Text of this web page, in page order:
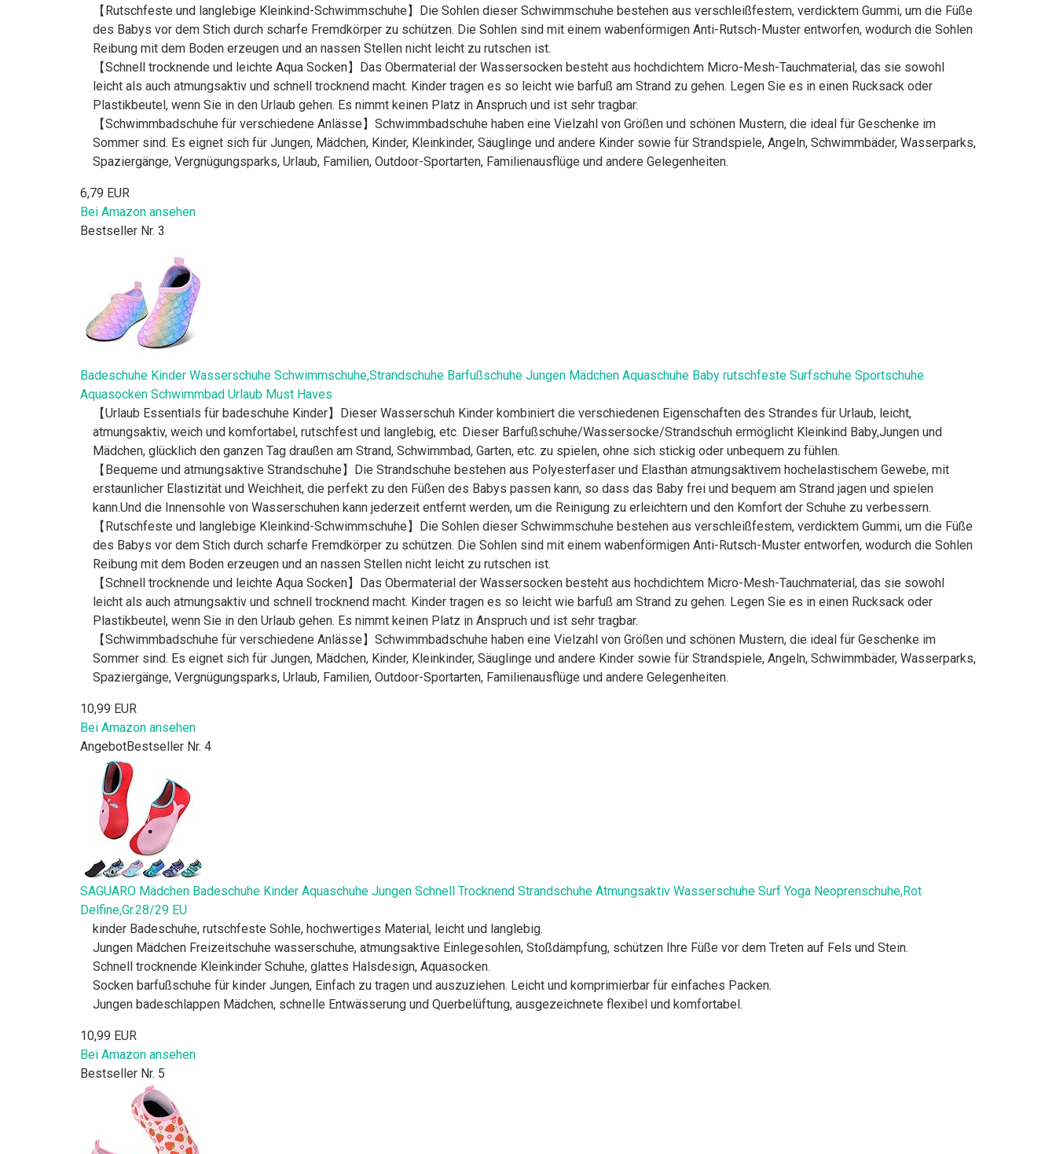
【Rutschfeste und langlebige Kleinkind-Schwimmschuhe】Die Sohlen dieser Schwimmschuhe bestehen aus verschleißfestem, verdicktem Gummi, um die Füße
des Babys vor dem Stich durch scharfe Fremdkörper zu schützen. Die Sohlen sind mit einem wabenförmigen Anti-Rutsch-Muster entworfen, wodurch die Sohlen
Reibung mit dem Boden erzeugen und an nassen Stellen nicht leicht zu rutschen ist.
【Schnell trocknende und leichte Aqua Socken】Das Obermaterial der Wassersocken besteht aus hochdichtem Micro-Mesh-Tauchmaterial, das sie sowohl
leicht als auch atmungsaktiv und schnell trocknend macht. Kinder tragen es so leicht wie barfuß am Strand zu gehen. Legen Sie es in einen Rucksack oder
Plastikbeutel, wenn Sie in den Urlaub gehen. Es nimmt keinen Platz in Anspruch und ist sehr tragbar.
【Schwimmbadschuhe für verschiedene Anlässe】Schwimmbadschuhe haben eine Vielzahl von Größen und schönen Mustern, die ideal für Geschenke im
Sommer sind. Es eignet sich für Jungen, Mädchen, Kinder, Kleinkinder, Säuglinge und andere Kinder sowie für Strandspiele, Angeln, Schwimmbäder, Wasserparks,
Spaziergänge, Vergnügungsparks, Urlaub, Familien, Outdoor-Sportarten, Familienausflüge und andere Gelegenheiten.
6,79 EUR
Bei Amazon ansehen
Bestseller Nr. 3
Badeschuhe Kinder Wasserschuhe Schwimmschuhe,Strandschuhe Barfußschuhe Jungen Mädchen Aquaschuhe Baby rutschfeste Surfschuhe Sportschuhe
Aquasocken Schwimmbad Urlaub Must Haves
【Urlaub Essentials für badeschuhe Kinder】Dieser Wasserschuh Kinder kombiniert die verschiedenen Eigenschaften des Strandes für Urlaub, leicht,
atmungsaktiv, weich und komfortabel, rutschfest und langlebig, etc. Dieser Barfußschuhe/Wassersocke/Strandschuh ermöglicht Kleinkind Baby,Jungen und
Mädchen, glücklich den ganzen Tag draußen am Strand, Schwimmbad, Garten, etc. zu spielen, ohne sich stickig oder unbequem zu fühlen.
【Bequeme und atmungsaktive Strandschuhe】Die Strandschuhe bestehen aus Polyesterfaser und Elasthan atmungsaktivem hochelastischem Gewebe, mit
erstaunlicher Elastizität und Weichheit, die perfekt zu den Füßen des Babys passen kann, so dass das Baby frei und bequem am Strand jagen und spielen
kann.Und die Innensohle von Wasserschuhen kann jederzeit entfernt werden, um die Reinigung zu erleichtern und den Komfort der Schuhe zu verbessern.
【Rutschfeste und langlebige Kleinkind-Schwimmschuhe】Die Sohlen dieser Schwimmschuhe bestehen aus verschleißfestem, verdicktem Gummi, um die Füße
des Babys vor dem Stich durch scharfe Fremdkörper zu schützen. Die Sohlen sind mit einem wabenförmigen Anti-Rutsch-Muster entworfen, wodurch die Sohlen
Reibung mit dem Boden erzeugen und an nassen Stellen nicht leicht zu rutschen ist.
【Schnell trocknende und leichte Aqua Socken】Das Obermaterial der Wassersocken besteht aus hochdichtem Micro-Mesh-Tauchmaterial, das sie sowohl
leicht als auch atmungsaktiv und schnell trocknend macht. Kinder tragen es so leicht wie barfuß am Strand zu gehen. Legen Sie es in einen Rucksack oder
Plastikbeutel, wenn Sie in den Urlaub gehen. Es nimmt keinen Platz in Anspruch und ist sehr tragbar.
【Schwimmbadschuhe für verschiedene Anlässe】Schwimmbadschuhe haben eine Vielzahl von Größen und schönen Mustern, die ideal für Geschenke im
Sommer sind. Es eignet sich für Jungen, Mädchen, Kinder, Kleinkinder, Säuglinge und andere Kinder sowie für Strandspiele, Angeln, Schwimmbäder, Wasserparks,
Spaziergänge, Vergnügungsparks, Urlaub, Familien, Outdoor-Sportarten, Familienausflüge und andere Gelegenheiten.
10,99 EUR
Bei Amazon ansehen
AngebotBestseller Nr. 4
SAGUARO Mädchen Badeschuhe Kinder Aquaschuhe Jungen Schnell Trocknend Strandschuhe Atmungsaktiv Wasserschuhe Surf Yoga Neoprenschuhe,Rot
Delfine,Gr.28/29 EU
kinder Badeschuhe, rutschfeste Sohle, hochwertiges Material, leicht und langlebig.
Jungen Mädchen Freizeitschuhe wasserschuhe, atmungsaktive Einlegesohlen, Stoßdämpfung, schützen Ihre Füße vor dem Treten auf Fels und Stein.
Schnell trocknende Kleinkinder Schuhe, glattes Halsdesign, Aquasocken.
Socken barfußschuhe für kinder Jungen, Einfach zu tragen und auszuziehen. Leicht und komprimierbar für einfaches Packen.
Jungen badeschlappen Mädchen, schnelle Entwässerung und Querbelüftung, ausgezeichnete flexibel und komfortabel.
10,99 EUR
Bei Amazon ansehen
Bestseller Nr. 5